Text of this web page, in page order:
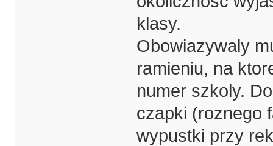
klasy.
Obowiazywaly
ramieniu, na
numer szkoly.
czapki (roznego
wypustki przy